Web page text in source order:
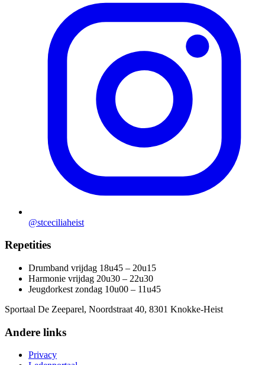
@stceciliaheist
Repetities
Drumband vrijdag 18u45 – 20u15
Harmonie vrijdag 20u30 – 22u30
Jeugdorkest zondag 10u00 – 11u45
Sportaal De Zeeparel, Noordstraat 40, 8301 Knokke-Heist
Andere links
Privacy